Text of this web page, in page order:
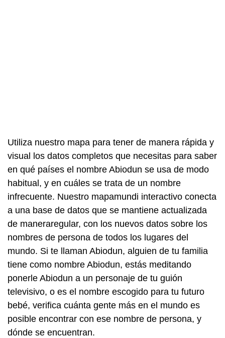
Utiliza nuestro mapa para tener de manera rápida y
visual los datos completos que necesitas para saber
en qué países el nombre Abiodun se usa de modo
habitual, y en cuáles se trata de un nombre
infrecuente. Nuestro mapamundi interactivo conecta
a una base de datos que se mantiene actualizada
de maneraregular, con los nuevos datos sobre los
nombres de persona de todos los lugares del
mundo. Si te llaman Abiodun, alguien de tu familia
tiene como nombre Abiodun, estás meditando
ponerle Abiodun a un personaje de tu guión
televisivo, o es el nombre escogido para tu futuro
bebé, verifica cuánta gente más en el mundo es
posible encontrar con ese nombre de persona, y
dónde se encuentran.